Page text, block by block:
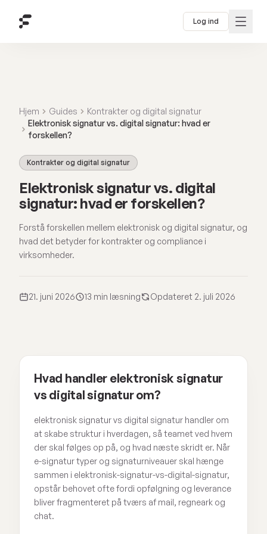
Hjem Guides
Kontrakter og digital signatur
Elektronisk signatur vs. digital signatur: hvad er
forskellen?
Kontrakter og digital signatur
Elektronisk signatur vs. digital
signatur: hvad er forskellen?
Forstå forskellen mellem elektronisk og digital signatur, og
hvad det betyder for kontrakter og compliance i
virksomheder.
21. juni 2026 13 min læsning Opdateret 2. juli 2026
Hvad handler elektronisk signatur
vs digital signatur om?
elektronisk signatur vs digital signatur handler om
at skabe struktur i hverdagen, så teamet ved hvem
der skal følges op på, og hvad næste skridt er. Når
e-signatur typer og signaturniveauer skal hænge
sammen i elektronisk-signatur-vs-digital-signatur,
opstår behovet ofte fordi opfølgning og leverance
bliver fragmenteret på tværs af mail, regneark og
chat.
Log ind